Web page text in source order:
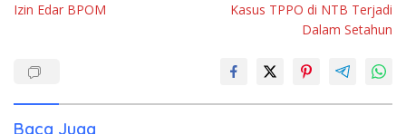
Izin Edar BPOM
Kasus TPPO di NTB Terjadi
Dalam Setahun
Baca Juga